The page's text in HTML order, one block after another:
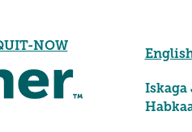
NOW
Iskaga